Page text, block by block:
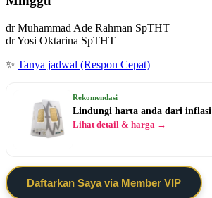
dr Muhammad Ade Rahman SpTHT
dr Yosi Oktarina SpTHT
✨ Tanya jadwal (Respon Cepat)
Rekomendasi
Lindungi harta anda dari inflasi
Lihat detail & harga →
Daftarkan Saya via Member VIP